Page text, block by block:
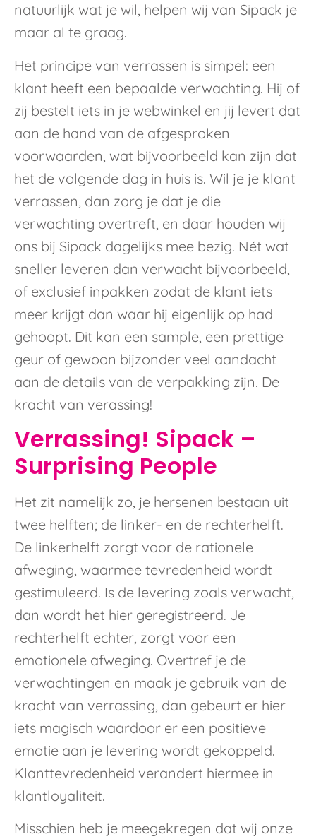
natuurlijk wat je wil, helpen wij van Sipack je
maar al te graag.
Het principe van verrassen is simpel: een
klant heeft een bepaalde verwachting. Hij of
zij bestelt iets in je webwinkel en jij levert dat
aan de hand van de afgesproken
voorwaarden, wat bijvoorbeeld kan zijn dat
het de volgende dag in huis is. Wil je je klant
verrassen, dan zorg je dat je die
verwachting overtreft, en daar houden wij
ons bij Sipack dagelijks mee bezig. Nét wat
sneller leveren dan verwacht bijvoorbeeld,
of exclusief inpakken zodat de klant iets
meer krijgt dan waar hij eigenlijk op had
gehoopt. Dit kan een sample, een prettige
geur of gewoon bijzonder veel aandacht
aan de details van de verpakking zijn. De
kracht van verassing!
Verrassing! Sipack –
Surprising People
Het zit namelijk zo, je hersenen bestaan uit
twee helften; de linker- en de rechterhelft.
De linkerhelft zorgt voor de rationele
afweging, waarmee tevredenheid wordt
gestimuleerd. Is de levering zoals verwacht,
dan wordt het hier geregistreerd. Je
rechterhelft echter, zorgt voor een
emotionele afweging. Overtref je de
verwachtingen en maak je gebruik van de
kracht van verrassing, dan gebeurt er hier
iets magisch waardoor er een positieve
emotie aan je levering wordt gekoppeld.
Klanttevredenheid verandert hiermee in
klantloyaliteit.
Misschien heb je meegekregen dat wij onze